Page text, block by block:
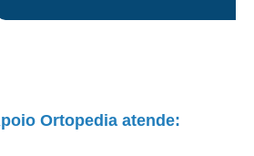
com rodas JD. FERNANDO I
Ortopedia atende: